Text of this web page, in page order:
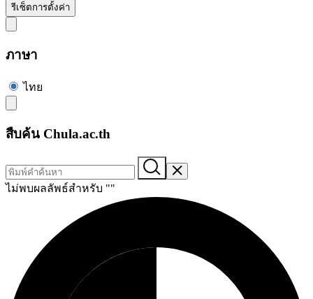
รีเซ็ตการตั้งค่า
ภาษา
ไทย
สืบค้น Chula.ac.th
ไม่พบผลลัพธ์สำหรับ ""